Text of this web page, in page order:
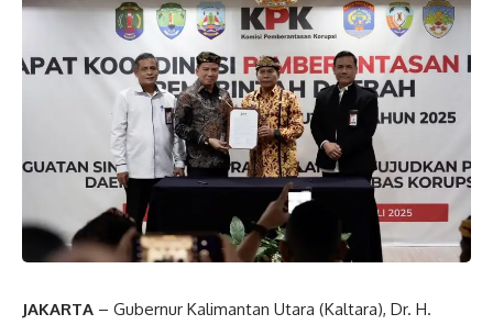
JAKARTA – Gubernur Kalimantan Utara (Kaltara), Dr. H.